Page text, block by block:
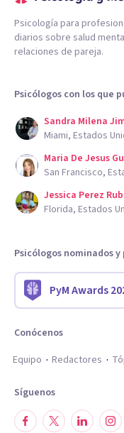
Psicología para
diarios sobre salud
relaciones de pareja.
Psicólogos con los que
Sandra Milena
Miami, Estados
Maria De Jesus
San Francisco,
Jessica Perez
Florida, Estados
Psicólogos nominados
PyM Awards
Conócenos
Equipo
Redactores
Síguenos